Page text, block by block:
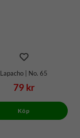
Lapacho | No. 65
79 kr
Köp